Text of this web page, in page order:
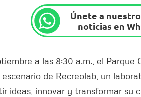
Únete a
noticias en
a las 8:30 a.m., el Parque
escenario de Recreolab, un
ideas, innovar y transformar su